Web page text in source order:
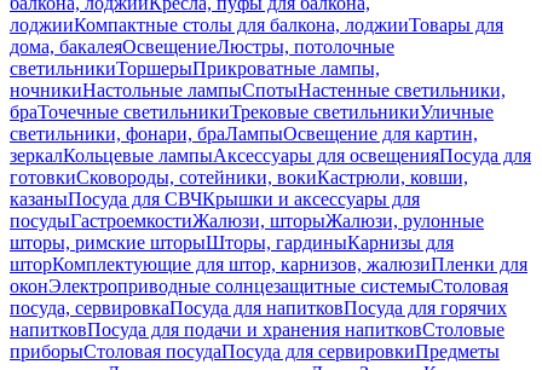
лоджииКомпактные столы для балкона, лоджииТовары для
дома, бакалеяОсвещениеЛюстры, потолочные
светильникиТоршерыПрикроватные лампы,
ночникиНастольные лампыСпотыНастенные светильники,
браТочечные светильникиТрековые светильникиУличные
светильники, фонари, браЛампыОсвещение для картин,
зеркалКольцевые лампыАксессуары для освещенияПосуда для
готовкиСковороды, сотейники, вокиКастрюли, ковши,
казаныПосуда для СВЧКрышки и аксессуары для
посудыГастроемкостиЖалюзи, шторыЖалюзи, рулонные
шторы, римские шторыШторы, гардиныКарнизы для
шторКомплектующие для штор, карнизов, жалюзиПленки для
оконЭлектроприводные солнцезащитные системыСтоловая
посуда, сервировкаПосуда для напитковПосуда для горячих
напитковПосуда для подачи и хранения напитковСтоловые
приборыСтоловая посудаПосуда для сервировкиПредметы